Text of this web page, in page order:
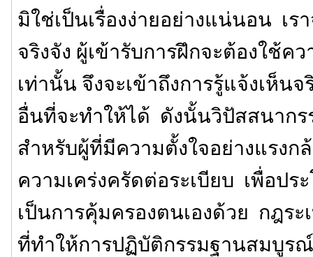
มิใช่เป็นเรื่องง่ายอย่างแน่นอน เร
จริงจัง ผู้เข้ารับการฝึกจะต้องใช้ค
เท่านั้น จึงจะเข้าถึงการรู้แจ้งเห็น
อื่นที่จะทำให้ได้ ดังนั้นวิปัสสนากร
สำหรับผู้ที่มีความตั้งใจอย่างแรงก
ความเคร่งครัดต่อระเบียบ เพื่อปร
เป็นการคุ้มครองตนเองด้วย กฎระ
ที่ทำให้การปฏิบัติกรรมฐานสมบูร